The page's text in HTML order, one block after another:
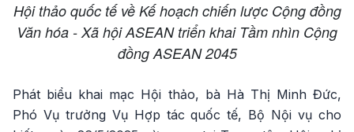
Hội thảo quốc tế về Kế hoạch chiến lược Cộng đồng
Văn hóa - Xã hội ASEAN triển khai Tầm nhìn Cộng
đồng ASEAN 2045
Phát biểu khai mạc Hội thảo, bà Hà Thị Minh Đức,
Phó Vụ trưởng Vụ Hợp tác quốc tế, Bộ Nội vụ cho